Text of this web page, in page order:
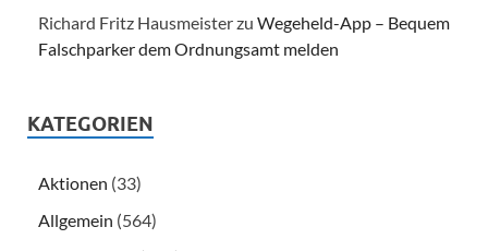
Richard Fritz Hausmeisterzu Wegeheld-App – Bequem
Falschparker dem Ordnungsamt melden
KATEGORIEN
Aktionen (33)
Allgemein (564)